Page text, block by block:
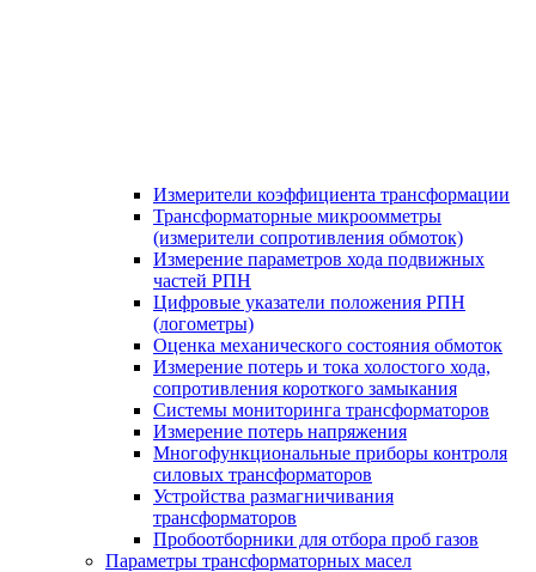
Измерители коэффициента трансформации
Трансформаторные микроомметры
(измерители сопротивления обмоток)
Измерение параметров хода подвижных
частей РПН
Цифровые указатели положения РПН
(логометры)
Оценка механического состояния обмоток
Измерение потерь и тока холостого хода,
сопротивления короткого замыкания
Системы мониторинга трансформаторов
Измерение потерь напряжения
Многофункциональные приборы контроля
силовых трансформаторов
Устройства размагничивания
трансформаторов
Пробоотборники для отбора проб газов
Параметры трансформаторных масел